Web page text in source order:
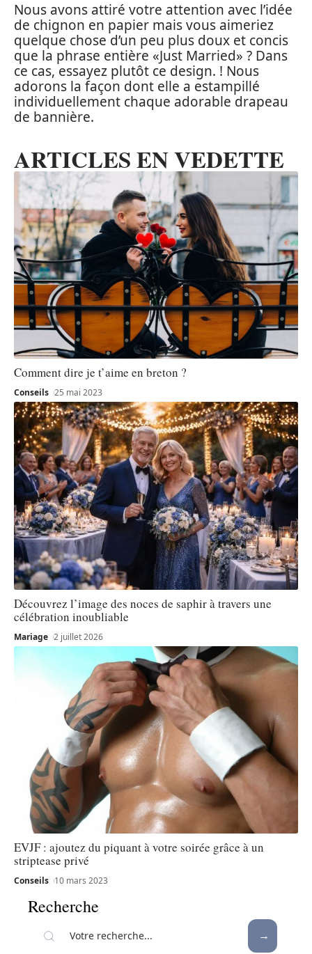
Nous avons attiré votre attention avec l’idée
de chignon en papier mais vous aimeriez
quelque chose d’un peu plus doux et concis
que la phrase entière «Just Married» ? Dans
ce cas, essayez plutôt ce design. ! Nous
adorons la façon dont elle a estampillé
individuellement chaque adorable drapeau
de bannière.
ARTICLES EN VEDETTE
Comment dire je t’aime en breton ?
Conseils 25 mai 2023
Découvrez l’image des noces de saphir à travers une
célébration inoubliable
Mariage 2 juillet 2026
EVJF : ajoutez du piquant à votre soirée grâce à un
striptease privé
Conseils 10 mars 2023
Recherche